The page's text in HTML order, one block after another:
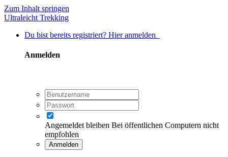
Zum Inhalt springen
Ultraleicht Trekking
Du bist bereits registriert? Hier anmelden
Anmelden
Angemeldet bleiben Bei öffentlichen Computern nicht
empfohlen
Anmelden